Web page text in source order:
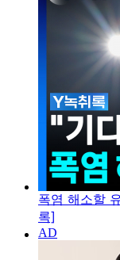
폭염 해소할
록]